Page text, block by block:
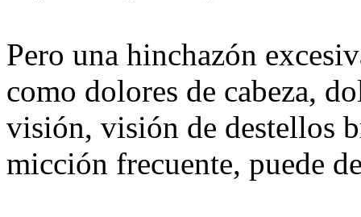
Pero una hinchazón
como dolores de cabeza,
visión, visión de destellos
micción frecuente, puede